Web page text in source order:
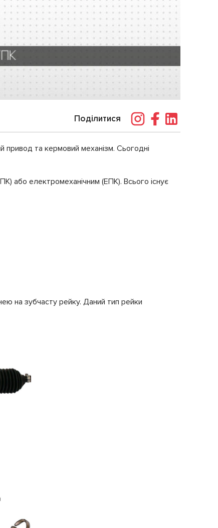
Поділитися
привод та кермовий механізм. Сьогодні
або електромеханічним (ЕПК). Всього існує
на зубчасту рейку. Даний тип рейки